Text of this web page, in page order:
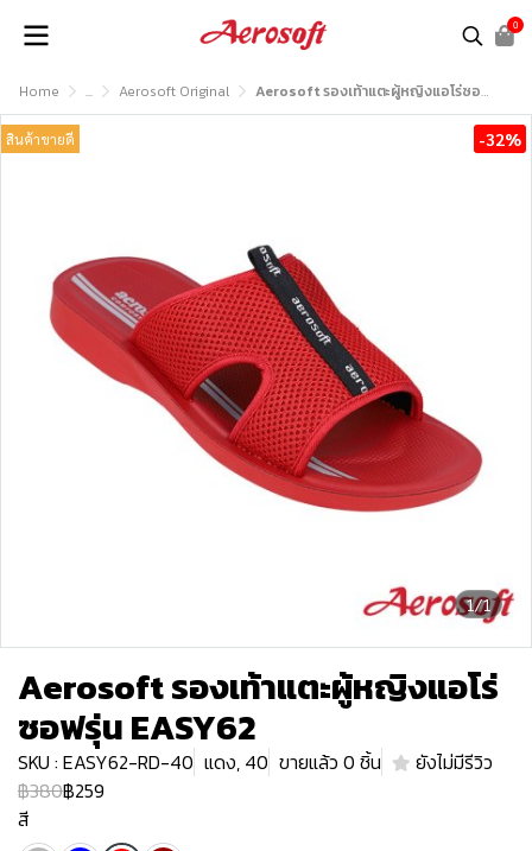
0
Home ... Aerosoft Original Aerosoft รองเท้าแตะผู้หญิงแอโร่ซอฟรุ่น EASY62
1/1
สินค้าขายดี -32%
Aerosoft รองเท้าแตะผู้หญิงแอโร่
ซอฟรุ่น EASY62
SKU : EASY62-RD-40 แดง, 40 ขายแล้ว 0 ชิ้น
ยังไม่มีรีวิว
฿380฿259
สี